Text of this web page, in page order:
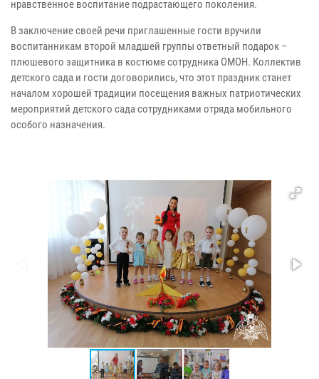
нравственное воспитание подрастающего поколения.
В заключение своей речи приглашенные гости вручили
воспитанникам второй младшей группы ответный подарок –
плюшевого защитника в костюме сотрудника ОМОН. Коллектив
детского сада и гости договорились, что этот праздник станет
началом хорошей традиции посещения важных патриотических
мероприятий детского сада сотрудниками отряда мобильного
особого назначения.